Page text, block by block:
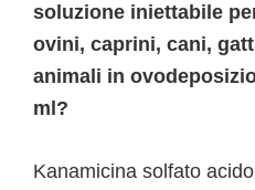
soluzione iniettabile
ovini, caprini, cani,
animali in
ml?
Kanamicina solfato